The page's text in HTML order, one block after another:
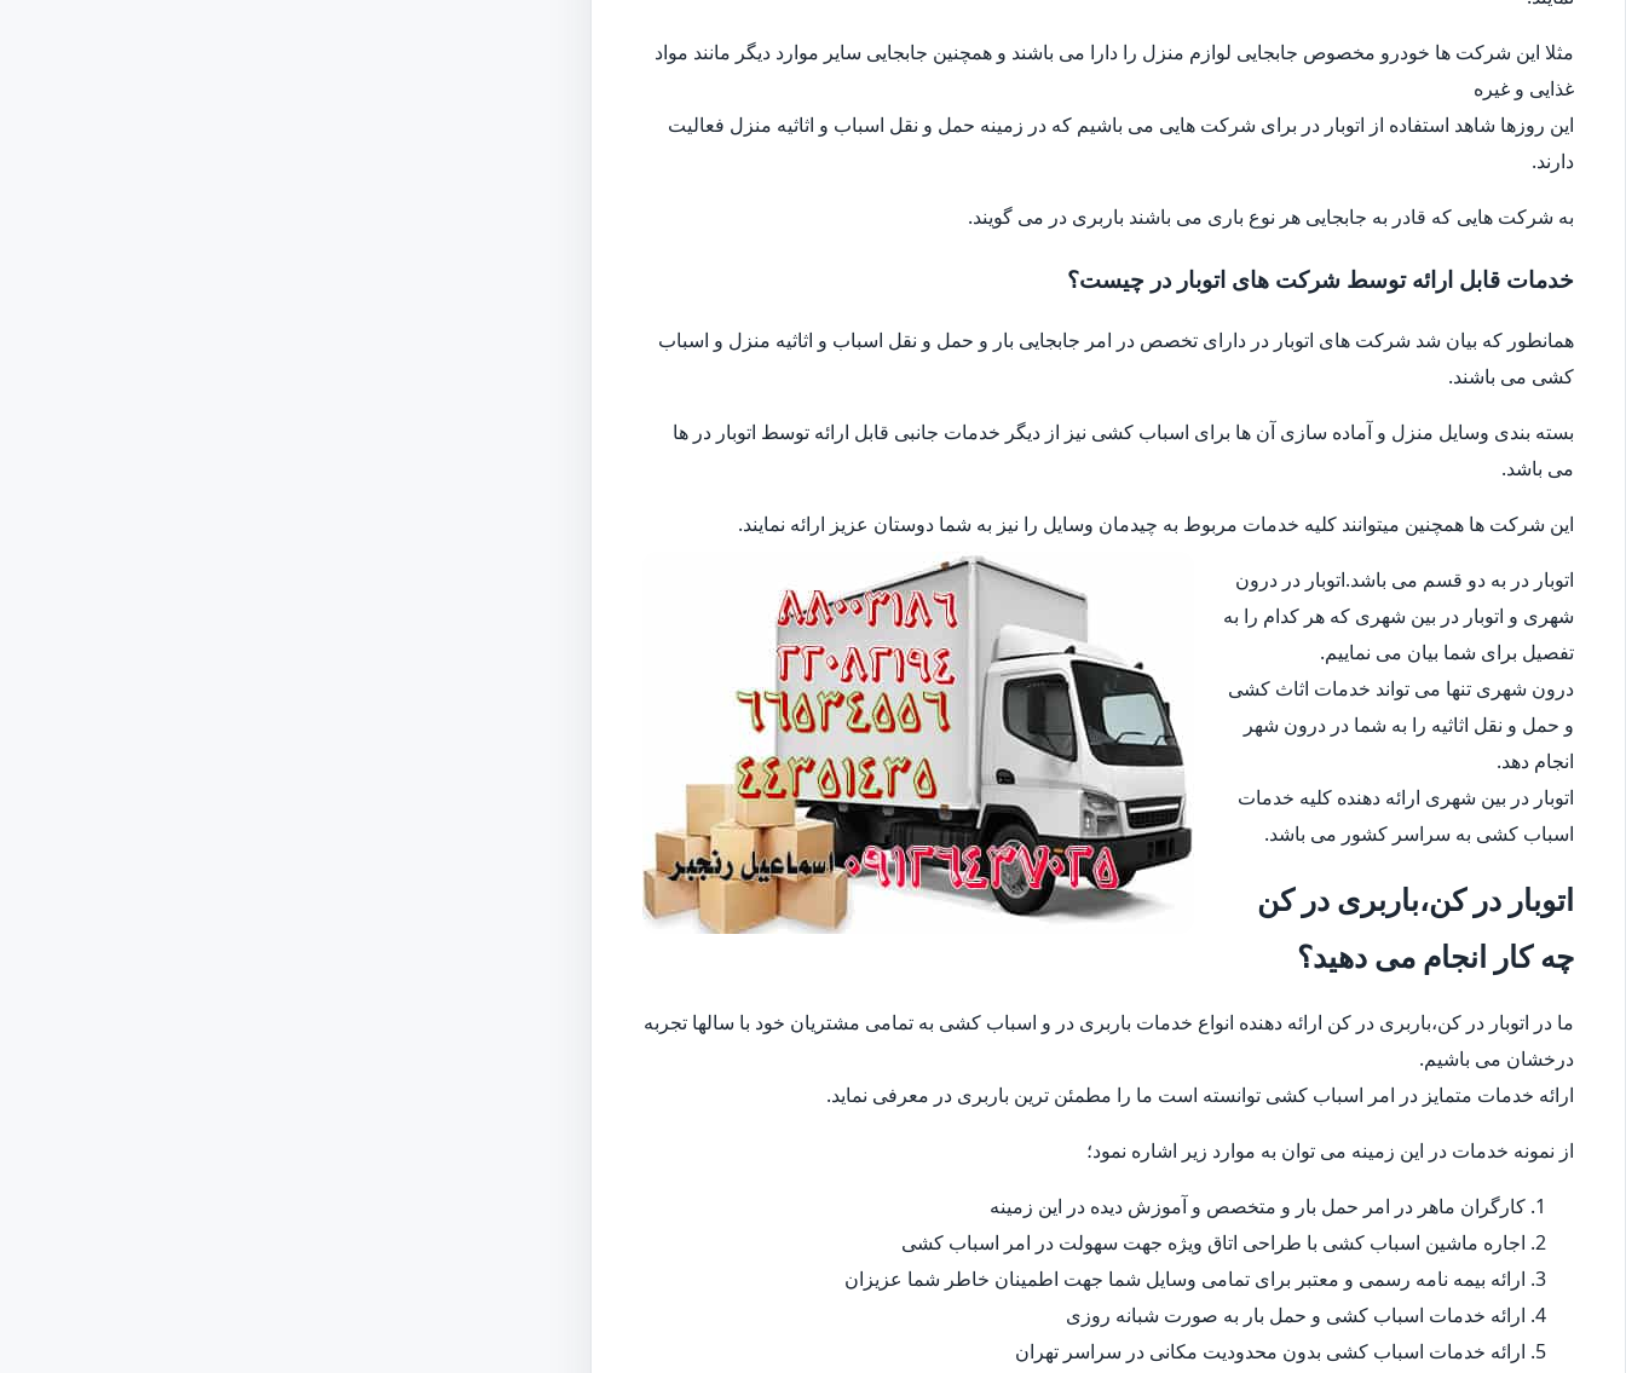
مثلا این شرکت ها خودرو مخصوص جابجایی لوازم منزل را دارا می باشند و همچنین جابجایی سایر موارد دیگر مانند مواد
غذایی و غیره
این روزها شاهد استفاده از اتوبار در برای شرکت هایی می باشیم که در زمینه حمل و نقل اسباب و اثاثیه منزل فعالیت
دارند.
به شرکت هایی که قادر به جابجایی هر نوع باری می باشند باربری در می گویند.
خدمات قابل ارائه توسط شرکت های اتوبار در چیست؟
همانطور که بیان شد شرکت های اتوبار در دارای تخصص در امر جابجایی بار و حمل و نقل اسباب و اثاثیه منزل و اسباب
کشی می باشند.
بسته بندی وسایل منزل و آماده سازی آن ها برای اسباب کشی نیز از دیگر خدمات جانبی قابل ارائه توسط اتوبار در ها
می باشد.
این شرکت ها همچنین میتوانند کلیه خدمات مربوط به چیدمان وسایل را نیز به شما دوستان عزیز ارائه نمایند.
اتوبار در به دو قسم می باشد.اتوبار در درون
شهری و اتوبار در بین شهری که هر کدام را به
تفصیل برای شما بیان می نماییم.
درون شهری تنها می تواند خدمات اثاث کشی
و حمل و نقل اثاثیه را به شما در درون شهر
انجام دهد.
اتوبار در بین شهری ارائه دهنده کلیه خدمات
اسباب کشی به سراسر کشور می باشد.
اتوبار در کن،باربری در کن
چه کار انجام می دهید؟
ما در اتوبار در کن،باربری در کن ارائه دهنده انواع خدمات باربری در و اسباب کشی به تمامی مشتریان خود با سالها تجربه
درخشان می باشیم.
ارائه خدمات متمایز در امر اسباب کشی توانسته است ما را مطمئن ترین باربری در معرفی نماید.
از نمونه خدمات در این زمینه می توان به موارد زیر اشاره نمود؛
کارگران ماهر در امر حمل بار و متخصص و آموزش دیده در این زمینه
اجاره ماشین اسباب کشی با طراحی اتاق ویژه جهت سهولت در امر اسباب کشی
ارائه بیمه نامه رسمی و معتبر برای تمامی وسایل شما جهت اطمینان خاطر شما عزیزان
ارائه خدمات اسباب کشی و حمل بار به صورت شبانه روزی
ارائه خدمات اسباب کشی بدون محدودیت مکانی در سراسر تهران